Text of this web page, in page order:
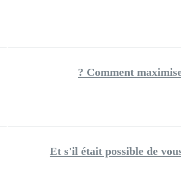
Comment
Et s'il était possible de